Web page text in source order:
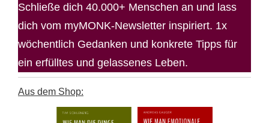
Schließe dich 40.000+ Menschen an und lass
dich vom myMONK-Newsletter inspiriert. 1x
wöchentlich Gedanken und konkrete Tipps für
ein erfülltes und gelassenes Leben.
Aus dem Shop: